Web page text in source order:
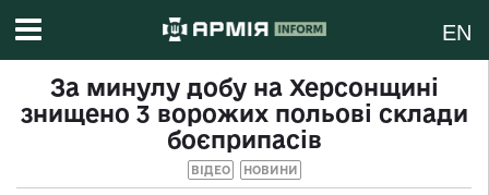
EN
За минулу добу на Херсонщині
знищено 3 ворожих польові склади
боєприпасів
ВІДЕО НОВИНИ